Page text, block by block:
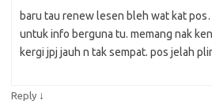
baru tau renew lesen bleh wat kat
untuk info berguna tu. memang nak
kergi jpj jauh n tak sempat. pos jelah
Reply ↓